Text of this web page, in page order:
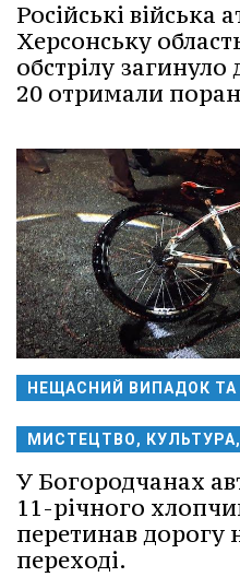
Російські війська
Херсонську
обстрілу
20 отримали
НЕЩАСНИЙ ВИПАДОК ТА
МИСТЕЦТВО, КУЛЬТУРА,
У Богородчанах
11-річного
перетинав дорогу
переході.